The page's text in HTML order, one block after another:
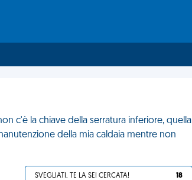
c'è la chiave della serratura inferiore, quella
della mia caldaia mentre non
SVEGLIATI, TE LA SEI CERCATA! 18